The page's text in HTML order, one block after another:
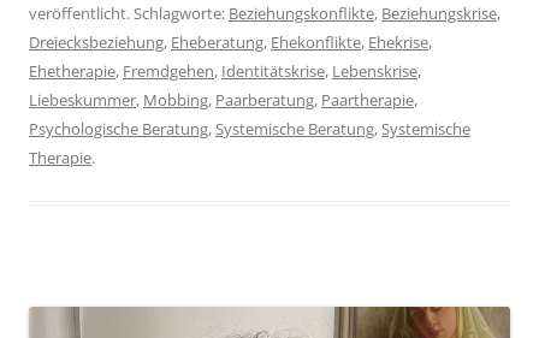
veröffentlicht. Schlagworte: Beziehungskonflikte, Beziehungskrise,
Dreiecksbeziehung, Eheberatung, Ehekonflikte, Ehekrise,
Ehetherapie, Fremdgehen, Identitätskrise, Lebenskrise,
Liebeskummer, Mobbing, Paarberatung, Paartherapie,
Psychologische Beratung,Systemische Beratung,Systemische
Therapie.